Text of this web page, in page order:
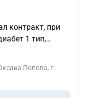
контракт, при
1 тип,
в часть у него
я писала
Попова, г.